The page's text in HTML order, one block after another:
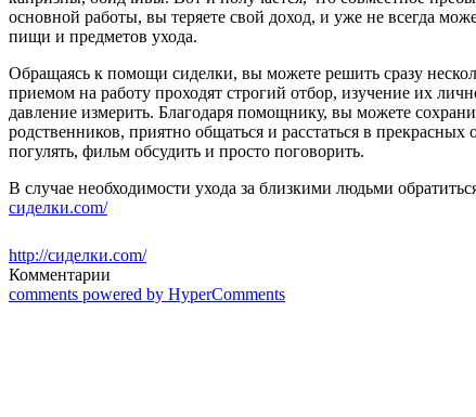
основной работы, вы теряете свой доход, и уже не всегда
пищи и предметов ухода.
Обращаясь к помощи сиделки, вы можете решить сразу
приемом на работу проходят строгий отбор, изучение их
давление измерить. Благодаря помощнику, вы можете
родственников, приятно общаться и расстаться в
погулять, фильм обсудить и просто поговорить.
В случае необходимости ухода за близкими людьми
сиделки.com/
http://сиделки.com/
Комментарии
comments powered by HyperComments